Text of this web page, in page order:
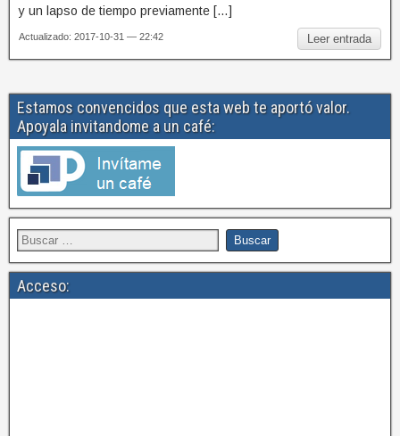
y un lapso de tiempo previamente […]
Leer entrada
Actualizado: 2017-10-31 — 22:42
Estamos convencidos que esta web te aportó valor.
Apoyala invitandome a un café:
Acceso: